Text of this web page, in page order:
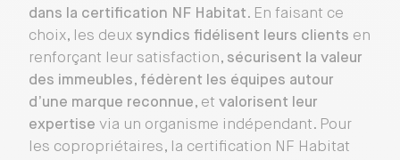
dans la certification NF Habitat. En faisant ce
choix, les deux syndics fidélisent leurs clients en
renforçant leur satisfaction, sécurisent la valeur
des immeubles, fédèrent les équipes autour
d’une marque reconnue, et valorisent leur
expertise via un organisme indépendant. Pour
les copropriétaires, la certification NF Habitat